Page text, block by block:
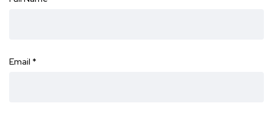
Email *